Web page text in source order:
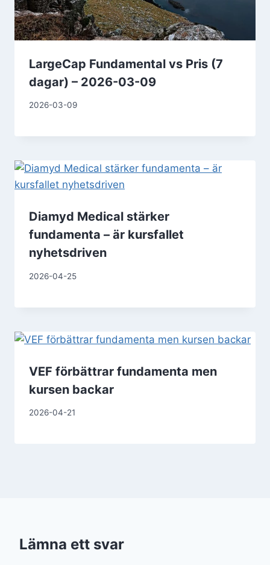
LargeCap Fundamental vs Pris (7
dagar) – 2026-03-09
2026-03-09
Diamyd Medical stärker
fundamenta – är kursfallet
nyhetsdriven
2026-04-25
VEF förbättrar fundamenta men
kursen backar
2026-04-21
Lämna ett svar